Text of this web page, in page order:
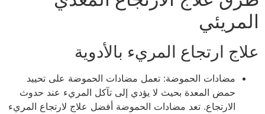
المريئي
علاج ارتجاع المريء بالأدوية
مضادات الحموضة: تعمل مضادات الحموضة على تحييد
حمض المعدة بحيث لا يؤدي إلى تآكل المريء عند حدوث
الارتجاع. تعد مضادات الحموضة أفضل علاج لارتجاع المريء